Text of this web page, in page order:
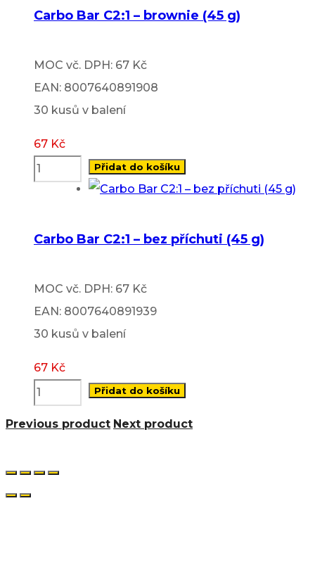
Carbo Bar C2:1 – brownie (45 g)
MOC vč. DPH: 67 Kč
EAN: 8007640891908
30 kusů v balení
67 Kč
Přidat do košíku
Carbo Bar C2:1 – bez příchuti (45 g)
MOC vč. DPH: 67 Kč
EAN: 8007640891939
30 kusů v balení
67 Kč
Přidat do košíku
Previous product Next product